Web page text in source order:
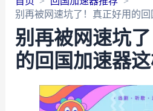
别再被网速坑了！真正好用的
别再被网速坑
的回国加速器